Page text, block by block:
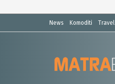
News Komoditi Travel